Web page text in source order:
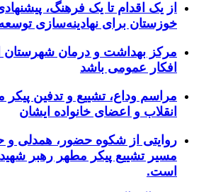
از یک اقدام تا یک فرهنگ،
خوزستان برای نهادینه‌سازی
مرکز بهداشت و درمان شهرستان
افکار عمومی باشد
مراسم وداع، تشییع و تدفین
انقلاب و اعضای خانواده ایشان
روایتی از شکوه حضور، همدلی و
مسیر تشییع پیکر مطهر رهبر
است.